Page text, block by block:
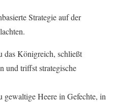
Strategie auf der
das Königreich, schließt
und triffst strategische
Heere in Gefechte, in